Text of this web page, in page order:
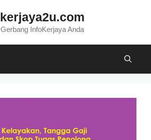
kerjaya2u.com
Gerbang InfoKerjaya Anda